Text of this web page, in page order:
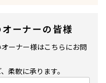
ーナーの皆様
ーナー様はこちらにお問
柔軟に承ります。